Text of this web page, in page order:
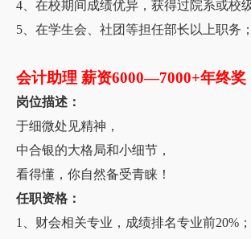
4、在校期间成绩优异，获得过院系或校
5、在学生会、社团等担任部长以上职务
会计助理 薪资6000—7000+年终奖
岗位描述：
于细微处见精神，
中合银的大格局和小细节，
看得懂，你自然备受青睐！
任职资格：
1、财会相关专业，成绩排名专业前20%；